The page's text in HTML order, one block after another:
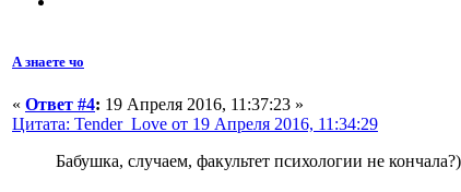
А знаете чо
« Ответ #4: 19 Апреля 2016, 11:37:23 »
Цитата: Tender_Love от 19 Апреля 2016, 11:34:29
Бабушка, случаем, факультет психологии не